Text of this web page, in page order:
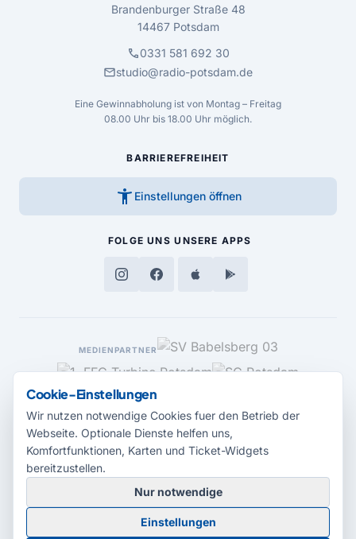
Brandenburger Straße 48
14467 Potsdam
call0331 581 692 30
mailstudio@radio-potsdam.de
Eine Gewinnabholung ist von Montag – Freitag
08.00 Uhr bis 18.00 Uhr möglich.
BARRIEREFREIHEIT
accessibility_new Einstellungen öffnen
FOLGE UNS UNSERE APPS
MEDIENPARTNER
© 2026 Radio Potsdam. Webseite entwickelt durch dieMedienagentur
Babelsberg
Cookie-Einstellungen
Wir nutzen notwendige Cookies fuer den Betrieb der
Webseite. Optionale Dienste helfen uns,
Komfortfunktionen, Karten und Ticket-Widgets
bereitzustellen.
Nur notwendige
Einstellungen